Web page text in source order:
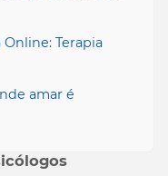
Terapia
amar é